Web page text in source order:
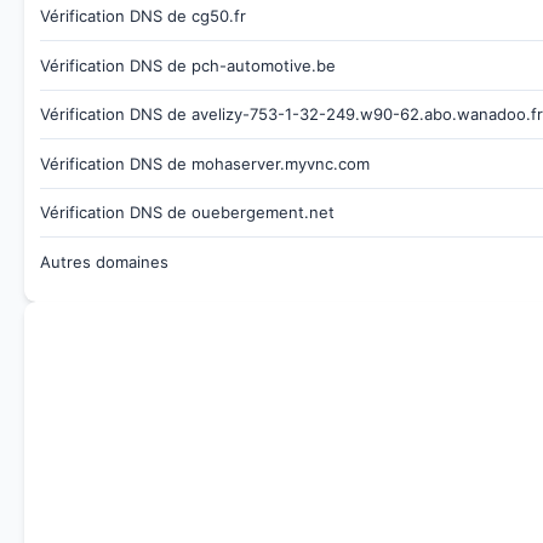
Vérification DNS de cg50.fr
Vérification DNS de pch-automotive.be
Vérification DNS de avelizy-753-1-32-249.w90-62.abo.wanadoo.fr
Vérification DNS de mohaserver.myvnc.com
Vérification DNS de ouebergement.net
Autres domaines